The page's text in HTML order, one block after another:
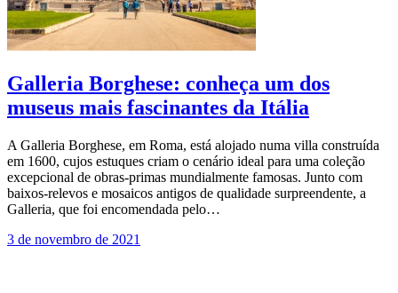
Galleria Borghese: conheça um dos
museus mais fascinantes da Itália
A Galleria Borghese, em Roma, está alojado numa villa construída
em 1600, cujos estuques criam o cenário ideal para uma coleção
excepcional de obras-primas mundialmente famosas. Junto com
baixos-relevos e mosaicos antigos de qualidade surpreendente, a
Galleria, que foi encomendada pelo…
3 de novembro de 2021